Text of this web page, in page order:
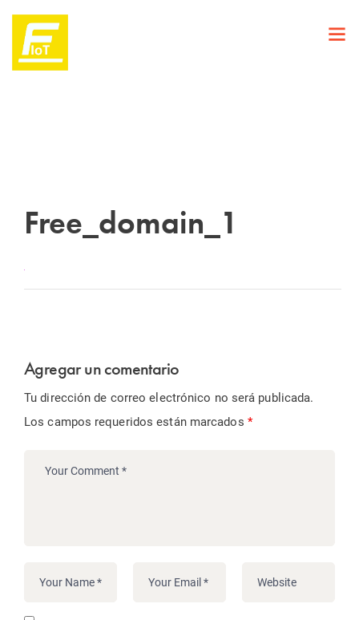
Free_domain_1
Agregar un comentario
Tu dirección de correo electrónico no será publicada.
Los campos requeridos están marcados *